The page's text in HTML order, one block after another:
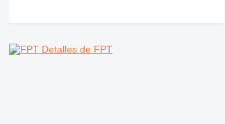
Detalles de FPT